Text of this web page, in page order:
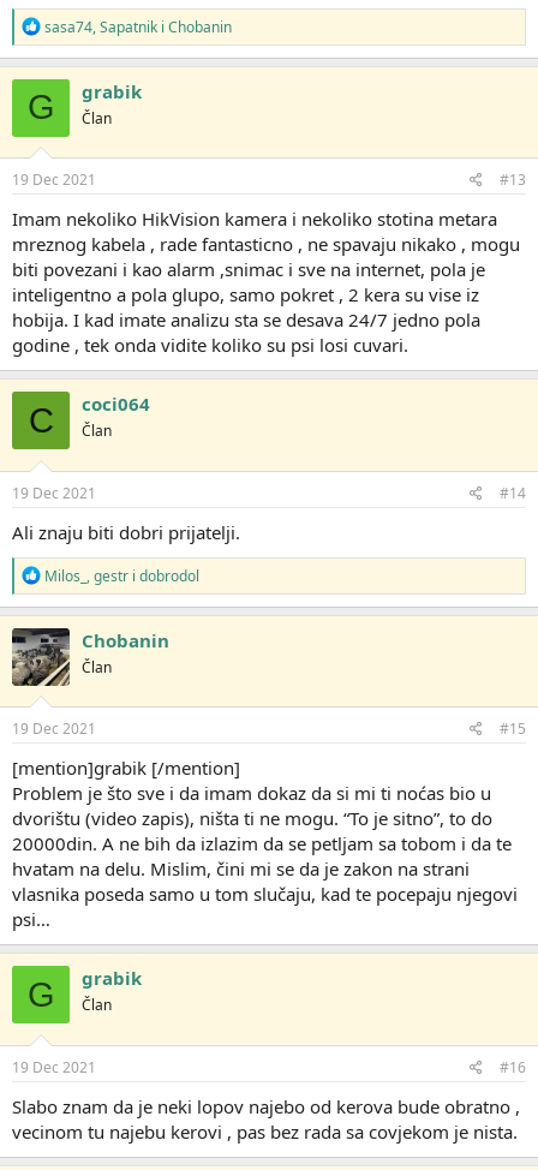
R
e
a
g
o
v
a
n
j
:
sasa74,Sapatnik i Chobanin
G grabik
Član
19 Dec 2021 #13
Imam nekoliko HikVision kamera i nekoliko stotina metara
mreznog kabela , rade fantasticno , ne spavaju nikako , mogu
biti povezani i kao alarm ,snimac i sve na internet, pola je
inteligentno a pola glupo, samo pokret , 2 kera su vise iz
hobija. I kad imate analizu sta se desava 24/7 jedno pola
godine , tek onda vidite koliko su psi losi cuvari.
C coci064
Član
19 Dec 2021 #14
Ali znaju biti dobri prijatelji.
R
e
a
g
o
v
a
n
j
:
Milos_ ,gestr i dobrodol
Chobanin
Član
19 Dec 2021 #15
[mention]grabik [/mention]
Problem je što sve i da imam dokaz da si mi ti noćas bio u
dvorištu (video zapis), ništa ti ne mogu. “To je sitno”, to do
20000din. A ne bih da izlazim da se petljam sa tobom i da te
hvatam na delu. Mislim, čini mi se da je zakon na strani
vlasnika poseda samo u tom slučaju, kad te pocepaju njegovi
psi…
G grabik
Član
19 Dec 2021 #16
Slabo znam da je neki lopov najebo od kerova bude obratno ,
vecinom tu najebu kerovi , pas bez rada sa covjekom je nista.